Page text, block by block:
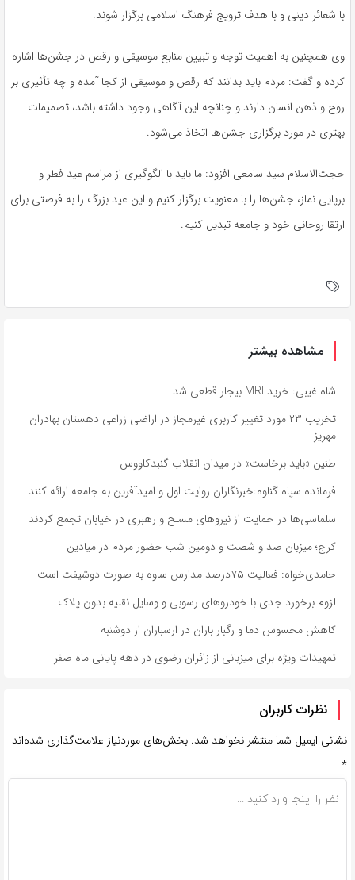
با شعائر دینی و با هدف ترویج فرهنگ اسلامی برگزار شوند.
وی همچنین به اهمیت توجه و تبیین منابع موسیقی و رقص در جشن‌ها اشاره
کرده و گفت: مردم باید بدانند که رقص و موسیقی از کجا آمده و چه تأثیری بر
روح و ذهن انسان دارند و چنانچه این آگاهی وجود داشته باشد، تصمیمات
بهتری در مورد برگزاری جشن‌ها اتخاذ می‌شود.
حجت‌الاسلام سید سامعی افزود: ما باید با الگوگیری از مراسم عید فطر و
برپایی نماز، جشن‌ها را با معنویت برگزار کنیم و این عید بزرگ را به فرصتی برای
ارتقا روحانی خود و جامعه تبدیل کنیم.
مشاهده بیشتر
شاه غیبی: خرید MRI بیجار قطعی شد
تخریب ۲۳ مورد تغییر کاربری غیرمجاز در اراضی زراعی دهستان بهادران
مهریز
طنین «باید برخاست» در میدان انقلاب گنبدکاووس
فرمانده سپاه گناوه:خبرنگاران روایت اول و امیدآفرین به جامعه ارائه کنند
سلماسی‌ها در حمایت از نیروهای مسلح و رهبری در خیابان تجمع کردند
کرج؛ میزبان صد و شصت و دومین شب حضور مردم در میادین
حامدی‌خواه: فعالیت ۷۵درصد مدارس ساوه به صورت دوشیفت است
لزوم برخورد جدی با خودروهای رسوبی و وسایل نقلیه بدون پلاک
کاهش محسوس دما و رگبار باران در ارسباران از دوشنبه
تمهیدات ویژه برای میزبانی از زائران رضوی در دهه پایانی ماه صفر
نظرات کاربران
نشانی ایمیل شما منتشر نخواهد شد. بخش‌های موردنیاز علامت‌گذاری شده‌اند
*